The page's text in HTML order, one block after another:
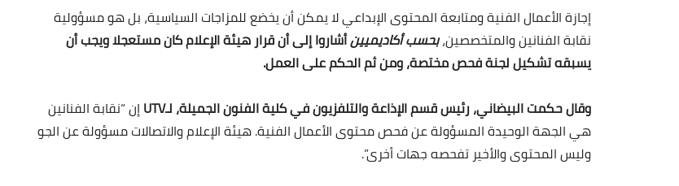
إجازة الأعمال الفنية ومتابعة المحتوى الإبداعي لا يمكن أن يخضع للمزاجات السياسية، بل هو مسؤولية
نقابة الفنانين والمتخصصين،بحسب أكاديميينأشاروا إلى أن قرار هيئة الإعلام كان مستعجلا ويجب أن
يسبقه تشكيل لجنة فحص مختصة، ومن ثم الحكم على العمل.
وقال حكمت البيضاني، رئيس قسم الإذاعة والتلفزيون في كلية الفنون الجميلة، لـUTV
إن “نقابة الفنانين
هي الجهة الوحيدة المسؤولة عن فحص محتوى الأعمال الفنية. هيئة الإعلام والاتصالات مسؤولة عن الجو
وليس المحتوى والأخير تفحصه جهات أخرى”.